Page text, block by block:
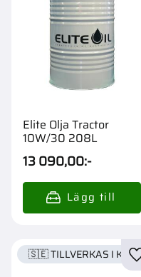
Elite Olja Tractor
10W/30 208L
13 090,00:-
🇸🇪 TILLVERKAS I